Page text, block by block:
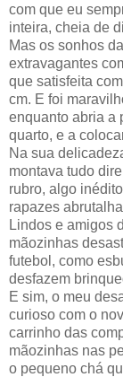
com que eu
inteira, cheia de
Mas os sonhos
extravagantes
que satisfeita
cm. E foi
enquanto abria a
quarto, e a
Na sua
montava tudo
rubro, algo
rapazes
Lindos e amigos
mãozinhas
futebol, como
desfazem
E sim, o meu
curioso com o
carrinho das
mãozinhas nas
o pequeno chá